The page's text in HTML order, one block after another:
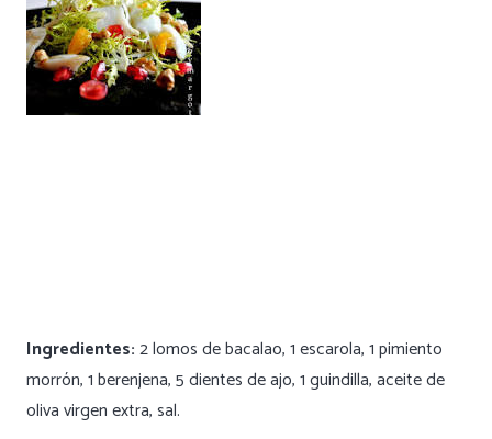
Ingredientes:2 lomos de bacalao, 1 escarola, 1 pimiento
morrón, 1 berenjena, 5 dientes de ajo, 1 guindilla, aceite de
oliva virgen extra, sal.